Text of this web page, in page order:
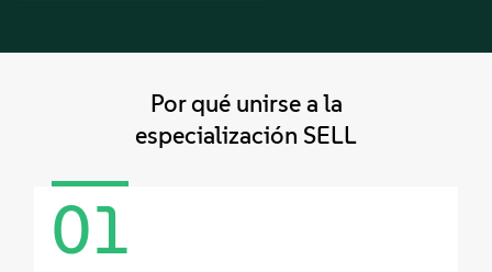
Contacto
Descargas gratuitas
Por qué unirse a la
especialización SELL
01